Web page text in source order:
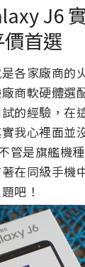
J6
首選
各家廠商的
商軟硬體選
的經驗，在
我心裡面並
管是旗艦機
在同級手機
吧！